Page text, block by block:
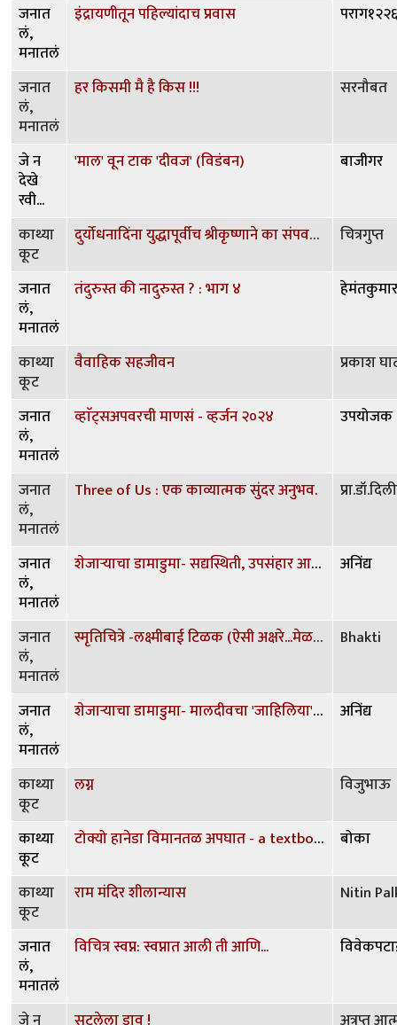
जनात
लं,
मनातलं
इंद्रायणीतून पहिल्यांदाच प्रवास
जनात
लं,
मनातलं
हर किसमी मै है किस !!! सरनौबत
जे न
देखे
रवी...
'माल' वून टाक 'दीवज' (विडंबन) बाजीगर
काथ्या
कूट
दुर्योधनादिंना युद्धापूर्वीच श्रीकृष्णाने का संपवले नाही ? आणि अन्य काही प्रश्न चित्रगुप्त
जनात
लं,
मनातलं
तंदुरुस्त की नादुरुस्त ? : भाग ४ हेमंतकुमार
काथ्या
कूट
वैवाहिक सहजीवन प्रकाश
जनात
लं,
मनातलं
व्हाॅट्सअपवरची माणसं - व्हर्जन २०२४ उपयोजक
जनात
लं,
मनातलं
Three of Us : एक काव्यात्मक सुंदर अनुभव.
जनात
लं,
मनातलं
शेजाऱ्याचा डामाडुमा- सद्यस्थिती, उपसंहार आणि काही रंजक-रोचक - मालदीव भाग ८ (अंतिम) अनिंद्य
जनात
लं,
मनातलं
स्मृतिचित्रे -लक्ष्मीबाई टिळक (ऐसी अक्षरे...मेळवीन-१३) Bhakti
जनात
लं,
मनातलं
शेजाऱ्याचा डामाडुमा- मालदीवचा 'जाहिलिया' इतिहास आणि इस्लामी सत्तावतरण - मालदीव भाग ४ अनिंद्य
काथ्या
कूट
लग्न विजुभाऊ
काथ्या
कूट
टोक्यो हानेडा विमानतळ अपघात - a textbook evacuation ! बोका
काथ्या
कूट
राम मंदिर शीलान्यास Nitin
जनात
लं,
मनातलं
विचित्र स्वप्न: स्वप्नात आली ती आणि...